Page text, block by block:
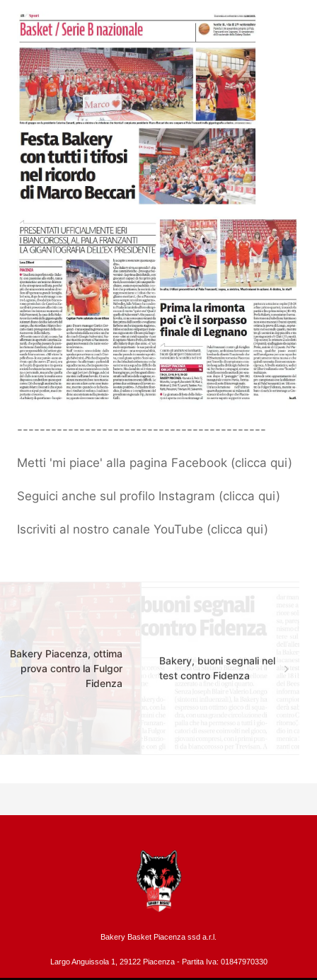
--------------------------------------------
Metti 'mi piace' alla pagina Facebook (clicca qui)
Seguici anche sul profilo Instagram (clicca qui)
Iscriviti al nostro canale YouTube (clicca qui)
Bakery Piacenza, ottima
prova contro la Fulgor
Fidenza
Bakery, buoni segnali nel
test contro Fidenza
Bakery Basket Piacenza ssd a.r.l.
Largo Anguissola 1, 29122 Piacenza - Partita Iva: 01847970330